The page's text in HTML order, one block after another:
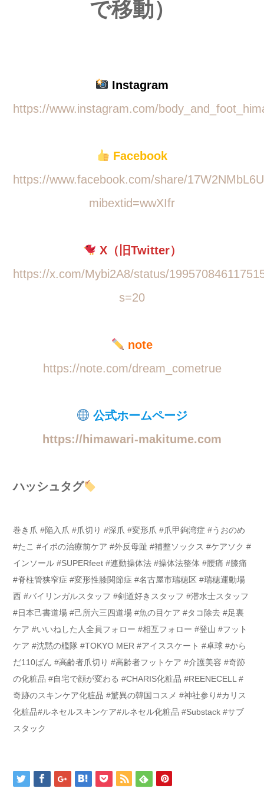
で移動）
Instagram
https://www.instagram.com/
Facebook
https://www.facebook.com/share/
mibextid=wwXIfr
X（旧Twitter）
https://x.com/Mybi2A8/status/
s=20
note
https://note.com/dream_cometrue
公式ホームページ
https://himawari-makitume.com
ハッシュタグ
巻き爪 #陥入爪 #爪切り #深爪 #変形爪 #爪甲鉤湾症 #うおのめ
#たこ #イボの治療前ケア #外反母趾 #補整ソックス #ケアソク #
インソール #SUPERfeet #連動操体法 #操体法整体 #腰痛 #膝痛
#脊柱管狭窄症 #変形性膝関節症 #名古屋市瑞穂区 #瑞穂運動場
西 #バイリンガルスタッフ #剣道好きスタッフ #潜水士スタッフ
#日本己書道場 #己所六三四道場 #魚の目ケア #タコ除去 #足裏
ケア #いいねした人全員フォロー #相互フォロー #登山 #フット
ケア #沈黙の艦隊 #TOKYO MER #アイススケート #卓球 #から
だ110ばん #高齢者爪切り #高齢者フットケア #介護美容 #奇跡
の化粧品 #自宅で顔が変わる #CHARIS化粧品 #REENECELL #
奇跡のスキンケア化粧品 #驚異の韓国コスメ #神社参り#カリス
化粧品#ルネセルスキンケア#ルネセル化粧品 #Substack #サブ
スタック